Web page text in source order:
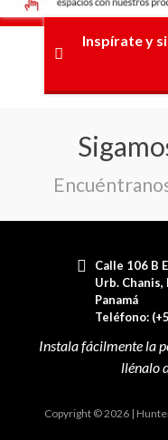
Inspírate y
Calle 106 B
Urb.
Panamá
Teléfono:
Copyright © 2026 |